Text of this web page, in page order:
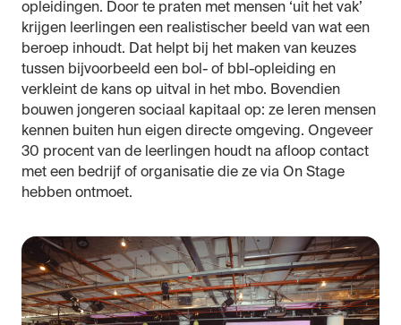
opleidingen. Door te praten met mensen ‘uit het vak’
krijgen leerlingen een realistischer beeld van wat een
beroep inhoudt. Dat helpt bij het maken van keuzes
tussen bijvoorbeeld een bol- of bbl-opleiding en
verkleint de kans op uitval in het mbo. Bovendien
bouwen jongeren sociaal kapitaal op: ze leren mensen
kennen buiten hun eigen directe omgeving. Ongeveer
30 procent van de leerlingen houdt na afloop contact
met een bedrijf of organisatie die ze via On Stage
hebben ontmoet.